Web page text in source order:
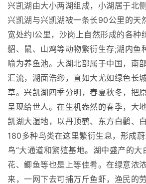
兴凯湖由大小两湖组成，小湖居于北
兴凯湖与兴凯湖被一条长90公里的天
宽处约l公里，沙岗上自然形成的各种
貂、鼠、山鸡等动物繁衍生存;湖内鱼
喻为养鱼池。大湖北部属于中国，南
汇流，湖面浩缈，直如大尤如绿色长
草。兴凯湖四季分明，春夏秋冬，把
呈现给世人。在生机盎然的春季，大
凯湖大湿地，以丹顶鹤、东方白鹳、
180多种鸟类在这里繁衍生息，形成
鸟“大通道和繁殖基地。湖中盛产的大
花、鲫鱼等也是上等佳肴。在绿意浓
来，一网下去可捕万斤鱼虾，渔民的